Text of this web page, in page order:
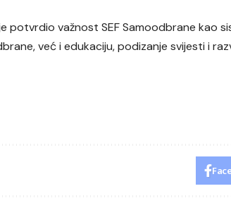
potvrdio važnost SEF Samoodbrane kao
već i edukaciju, podizanje svijesti i